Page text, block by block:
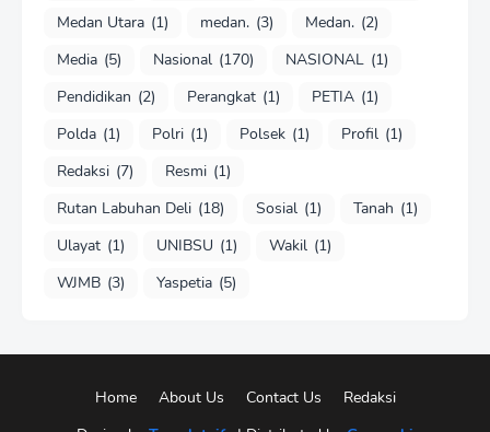
Medan Utara (1) medan. (3) Medan. (2)
Media (5) Nasional (170) NASIONAL (1)
Pendidikan (2) Perangkat (1) PETIA (1)
Polda (1) Polri (1) Polsek (1) Profil (1)
Redaksi (7) Resmi (1)
Rutan Labuhan Deli (18) Sosial (1) Tanah (1)
Ulayat (1) UNIBSU (1) Wakil (1)
WJMB (3) Yaspetia (5)
Home About Us Contact Us Redaksi